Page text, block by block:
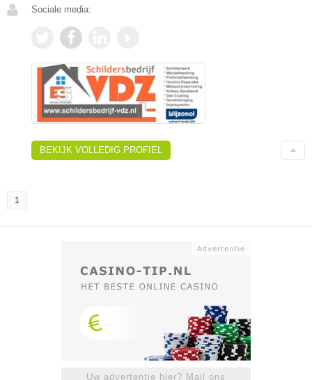
Sociale media:
BEKIJK VOLLEDIG PROFIEL
1
Uw advertentie hier? Mail ons